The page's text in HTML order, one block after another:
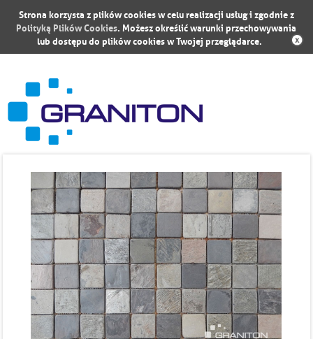
Strona korzysta z plików cookies w celu realizacji usług i zgodnie z
Polityką Plików Cookies. Możesz określić warunki przechowywania
lub dostępu do plików cookies w Twojej przeglądarce.